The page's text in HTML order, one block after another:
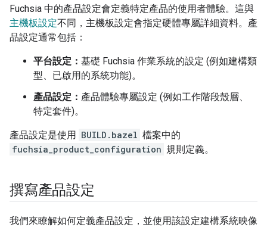
Fuchsia 中的產品設定會定義特定產品的使用者體驗。這與
主機板設定不同，主機板設定會指定硬體專屬詳細資料。產
品設定通常包括：
平台設定： 基礎 Fuchsia 作業系統的設定 (例如建構類
型、已啟用的系統功能)。
產品設定： 產品體驗專屬設定 (例如工作階段殼層、
特定套件)。
產品設定是使用 BUILD.bazel 檔案中的
fuchsia_product_configuration 規則定義。
撰寫產品設定
我們來瞭解如何定義產品設定，並使用該設定建構系統映像